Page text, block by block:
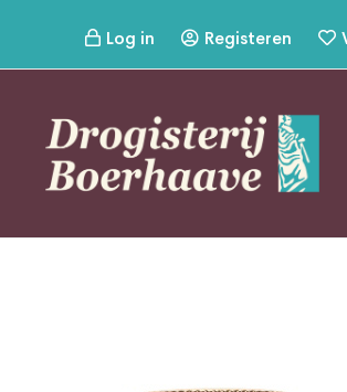
Log in Registeren